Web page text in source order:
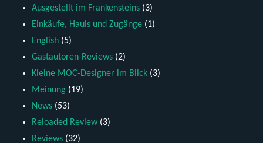
Ausgestellt im Frankensteins (3)
Einkäufe, Hauls und Zugänge (1)
English (5)
Gastautoren-Reviews (2)
Kleine MOC-Designer im Blick (3)
Meinung (19)
News (53)
Reloaded Review (3)
Reviews (32)